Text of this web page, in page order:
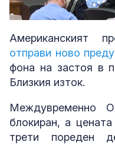
Unmute Loaded:
38.10%
Американският
отправи ново
фона на застоя в
Близкия изток.
Междувременно
блокиран, а
трети пореден